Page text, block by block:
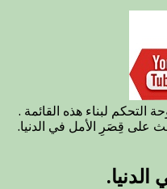
التحكم لبناء هذه القائمة .
على قِصَرِ الأمل في الدنيا.